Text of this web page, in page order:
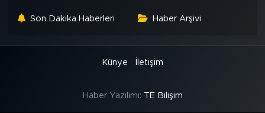
Son Dakika Haberleri Haber Arşivi
Künye İletişim
Haber Yazılımı: TE Bilişim